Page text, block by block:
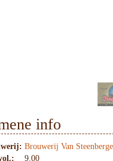
info
Brouwerij Van Steenberge
9.00